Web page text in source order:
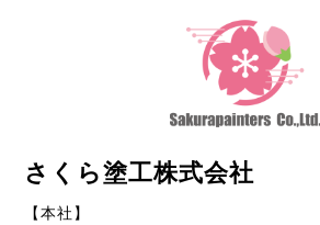
さくら塗工株式会社
【本社】